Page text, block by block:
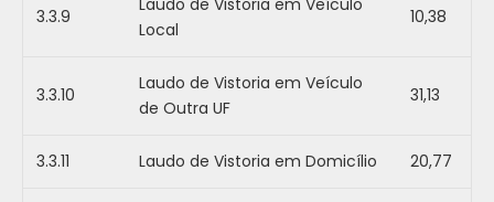
3.3.9
Laudo de Vistoria em Veículo
Local
10,38
3.3.10
Laudo de Vistoria em Veículo
de Outra UF
31,13
3.3.11 Laudo de Vistoria em Domicílio 20,77